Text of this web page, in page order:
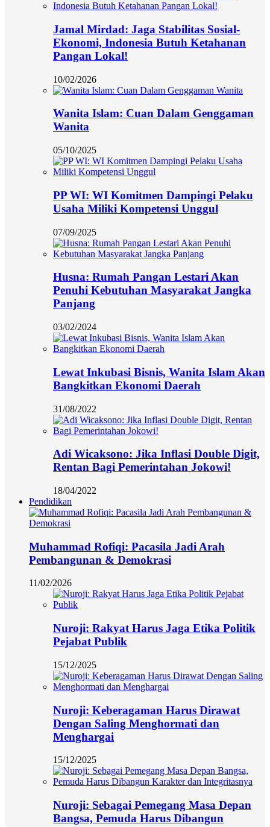
Jamal Mirdad: Jaga Stabilitas Sosial-
Ekonomi, Indonesia Butuh Ketahanan
Pangan Lokal!
10/02/2026
Wanita Islam: Cuan Dalam Genggaman
Wanita
05/10/2025
PP WI: WI Komitmen Dampingi Pelaku
Usaha Miliki Kompetensi Unggul
07/09/2025
Husna: Rumah Pangan Lestari Akan
Penuhi Kebutuhan Masyarakat Jangka
Panjang
03/02/2024
Lewat Inkubasi Bisnis, Wanita Islam Akan
Bangkitkan Ekonomi Daerah
31/08/2022
Adi Wicaksono: Jika Inflasi Double Digit,
Rentan Bagi Pemerintahan Jokowi!
18/04/2022
Pendidikan
Muhammad Rofiqi: Pacasila Jadi Arah
Pembangunan & Demokrasi
11/02/2026
Nuroji: Rakyat Harus Jaga Etika Politik
Pejabat Publik
15/12/2025
Nuroji: Keberagaman Harus Dirawat
Dengan Saling Menghormati dan
Menghargai
15/12/2025
Nuroji: Sebagai Pemegang Masa Depan
Bangsa, Pemuda Harus Dibangun